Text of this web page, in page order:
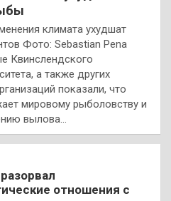
климата ухудшат
Фото: Sebastian Pena
Квинслендского
а также других
показали, что
мировому рыболовству и
вылова…
отношения с